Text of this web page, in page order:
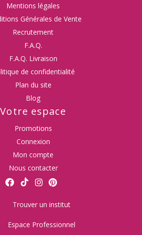
Mentions légales
Générales de Vente
Recrutement
F.A.Q.
F.A.Q. Livraison
de confidentialité
Plan du site
Blog
Votre espace
Promotions
Connexion
Mon compte
Nous contacter
Trouver un institut
Espace Professionnel